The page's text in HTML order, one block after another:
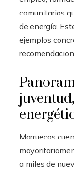
comunitarios
de energía.
ejemplos
Marruecos
a miles de